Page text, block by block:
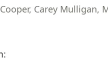
Carey Mulligan,